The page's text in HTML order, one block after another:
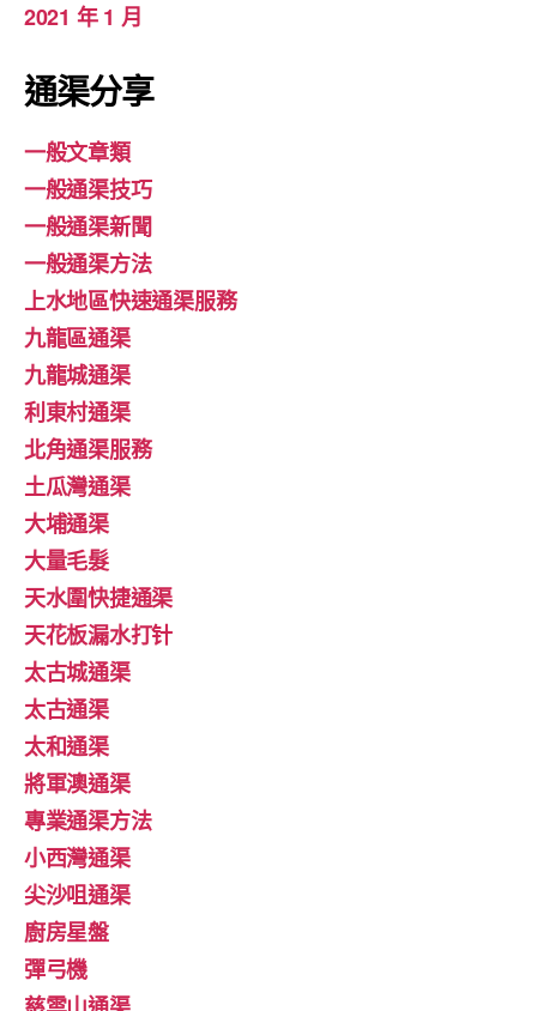
2021 年 1 月
通渠分享
一般文章類
一般通渠技巧
一般通渠新聞
一般通渠方法
上水地區快速通渠服務
九龍區通渠
九龍城通渠
利東村通渠
北角通渠服務
土瓜灣通渠
大埔通渠
大量毛髮
天水圍快捷通渠
天花板漏水打针
太古城通渠
太古通渠
太和通渠
將軍澳通渠
專業通渠方法
小西灣通渠
尖沙咀通渠
廚房星盤
彈弓機